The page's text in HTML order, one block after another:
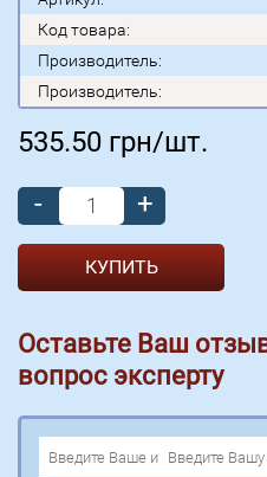
Код товара:
Производитель:
Производитель:
535.50 грн/шт.
-
+
Оставьте Ваш
вопрос эксперту